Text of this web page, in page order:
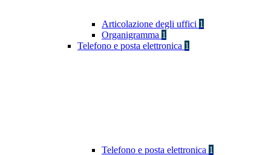
Articolazione degli uffici 1
Organigramma 1
Telefono e posta elettronica 1
Telefono e posta elettronica 1